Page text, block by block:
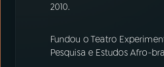
2010.
Fundou o Teatro
Pesquisa e Estudos Afro-